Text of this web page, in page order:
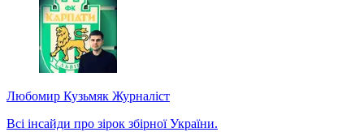
Любомир Кузьмяк Журналіст
Всі інсайди про зірок збірної України.